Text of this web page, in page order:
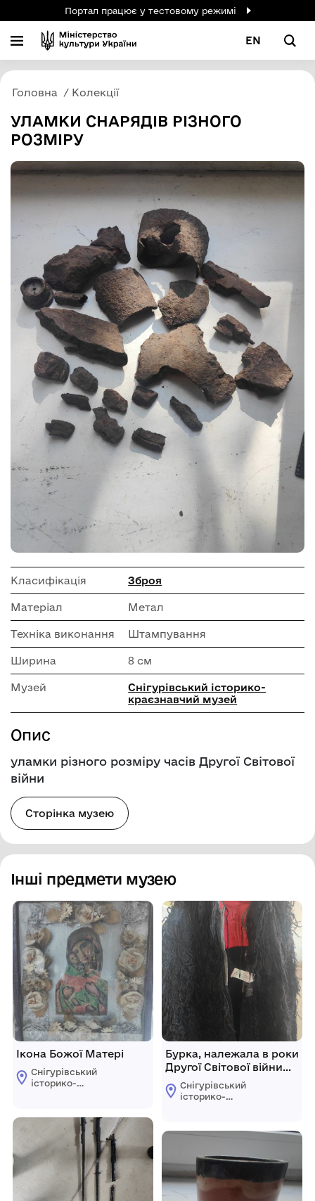
Портал працює у тестовому режимі
EN
Головна Колекції
УЛАМКИ СНАРЯДІВ РІЗНОГО
РОЗМІРУ
Класифікація Зброя
Матеріал Метал
Техніка виконання Штампування
Ширина 8 см
Музей
Снігурівський історико-
краєзнавчий музей
Опис
уламки різного розміру часів Другої Світової
війни
Сторінка музею
Інші предмети музею
Ікона Божої Матері
Снігурівський
історико-
Бурка, належала в роки
Другої Світової війни
визволителю
Снігурівки генерал-
Снігурівський
історико-